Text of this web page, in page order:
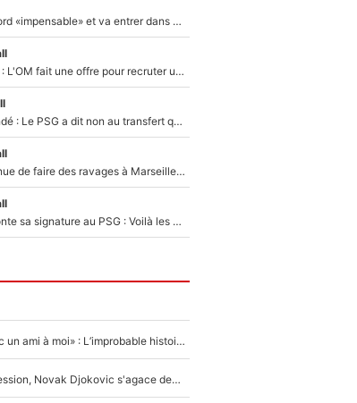
F1 - Alpine signe un accord «impensable» et va entrer dans une nouvelle dimension : Grande nouvelle pour Pierre Gasly !
«C’est un très bon choix» : L'OM fait une offre pour recruter un ancien joueur du PSG... et c'est validé dans l'After Foot !
140M€ pour Yan Diomandé : Le PSG a dit non au transfert qui bat tous les records sur le mercato
La crise financière continue de faire des ravages à Marseille : L’OM a placé 12 joueurs sur le marché des transferts… et ça pourrait lui rapporter près de 100M€ !
Maghnes Akliouche raconte sa signature au PSG : Voilà les coulisses de son transfert de rêve à 50M€
«Elle était en couple avec un ami à moi» : L’improbable histoire derrière la «seule relation longue» de Novak Djokovic
Wimbledon : Mis sous pression, Novak Djokovic s'agace devant la presse !